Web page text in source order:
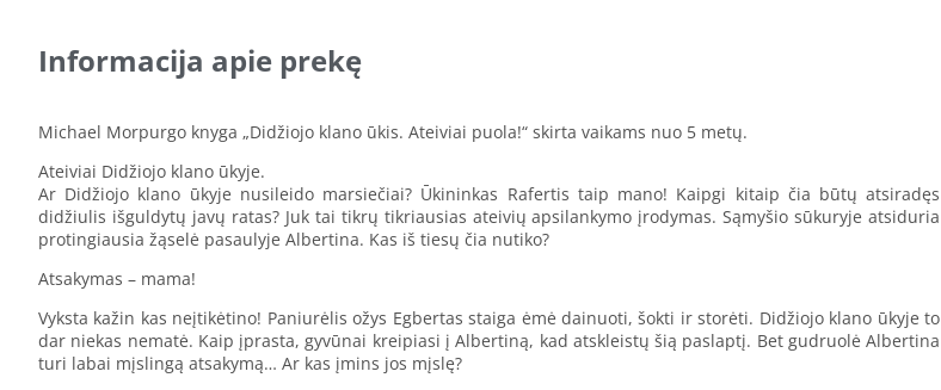
Informacija apie prekę
Michael Morpurgo knyga „Didžiojo klano ūkis. Ateiviai puola!“ skirta vaikams nuo 5 metų.
Ateiviai Didžiojo klano ūkyje.
Ar Didžiojo klano ūkyje nusileido marsiečiai? Ūkininkas Rafertis taip mano! Kaipgi kitaip čia būtų atsiradęs
didžiulis išguldytų javų ratas? Juk tai tikrų tikriausias ateivių apsilankymo įrodymas. Sąmyšio sūkuryje atsiduria
protingiausia žąselė pasaulyje Albertina. Kas iš tiesų čia nutiko?
Atsakymas – mama!
Vyksta kažin kas neįtikėtino! Paniurėlis ožys Egbertas staiga ėmė dainuoti, šokti ir storėti. Didžiojo klano ūkyje to
dar niekas nematė. Kaip įprasta, gyvūnai kreipiasi į Albertiną, kad atskleistų šią paslaptį. Bet gudruolė Albertina
turi labai mįslingą atsakymą… Ar kas įmins jos mįslę?